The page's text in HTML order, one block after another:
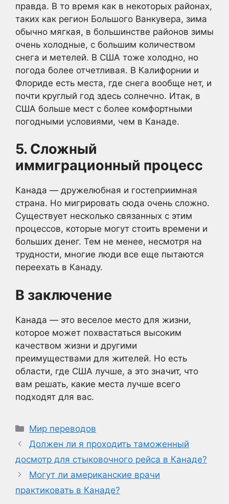
правда. В то время как в некоторых районах,
таких как регион Большого Ванкувера, зима
обычно мягкая, в большинстве районов зимы
очень холодные, с большим количеством
снега и метелей. В США тоже холодно, но
погода более отчетливая. В Калифорнии и
Флориде есть места, где снега вообще нет, и
почти круглый год здесь солнечно. Итак, в
США больше мест с более комфортными
погодными условиями, чем в Канаде.
5. Сложный
иммиграционный процесс
Канада — дружелюбная и гостеприимная
страна. Но мигрировать сюда очень сложно.
Существует несколько связанных с этим
процессов, которые могут стоить времени и
больших денег. Тем не менее, несмотря на
трудности, многие люди все еще пытаются
переехать в Канаду.
В заключение
Канада — это веселое место для жизни,
которое может похвастаться высоким
качеством жизни и другими
преимуществами для жителей. Но есть
области, где США лучше, а это значит, что
вам решать, какие места лучше всего
подходят для вас.
Рубрики
Мир переводов
Должен ли я проходить таможенный
досмотр для стыковочного рейса в Канаде?
Могут ли американские врачи
практиковать в Канаде?